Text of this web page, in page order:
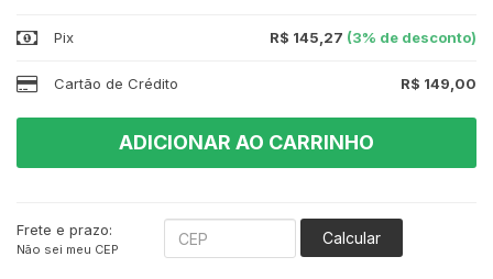
Pix R$ 145,27 (3% de desconto)
Cartão de Crédito R$ 149,00
ADICIONAR AO CARRINHO
Frete e prazo:
Não sei meu CEP
Calcular